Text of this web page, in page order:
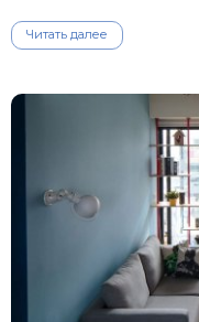
Читать далее